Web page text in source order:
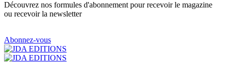
Découvrez nos formules d'abonnement pour recevoir le magazine
ou recevoir la newsletter
Abonnez-vous